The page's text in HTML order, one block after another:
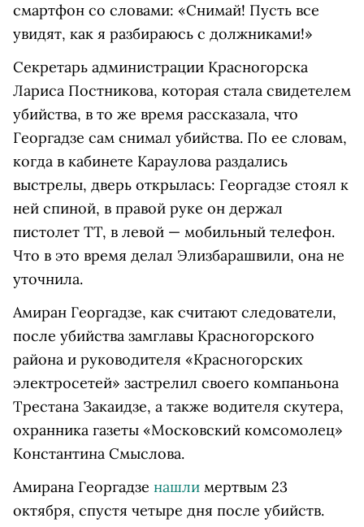
смартфон со словами: «Снимай! Пусть все
увидят, как я разбираюсь с должниками!»
Секретарь администрации Красногорска
Лариса Постникова, которая стала свидетелем
убийства, в то же время рассказала, что
Георгадзе сам снимал убийства. По ее словам,
когда в кабинете Караулова раздались
выстрелы, дверь открылась: Георгадзе стоял к
ней спиной, в правой руке он держал
пистолет ТТ, в левой — мобильный телефон.
Что в это время делал Элизбарашвили, она не
уточнила.
Амиран Георгадзе, как считают следователи,
после убийства замглавы Красногорского
района и руководителя «Красногорских
электросетей» застрелил своего компаньона
Трестана Закаидзе, а также водителя скутера,
охранника газеты «Московский комсомолец»
Константина Смыслова.
Амирана Георгадзе нашли мертвым 23
октября, спустя четыре дня после убийств.